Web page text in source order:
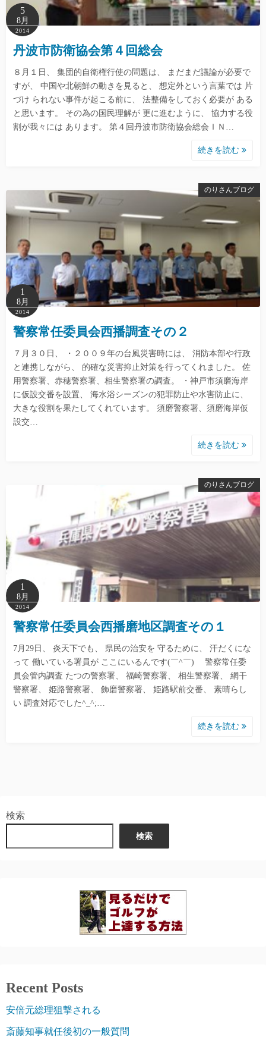
5
8月
2014
丹波市防衛協会第４回総会
８月１日、 集団的自衛権行使の問題は、 まだまだ議論が必要で
すが、 中国や北朝鮮の動きを見ると、 想定外という言葉では 片
づけ られない事件が起こる前に、 法整備をしておく必要が ある
と思います。 その為の国民理解が 更に進むように、 協力する役
割が我々には あります。 第４回丹波市防衛協会総会ＩＮ…
続きを読む
のりさんブログ
1
8月
2014
警察常任委員会西播調査その２
７月３０日、 ・２００９年の台風災害時には、 消防本部や行政
と連携しながら、 的確な災害抑止対策を行ってくれました。 佐
用警察署、赤穂警察署、相生警察署の調査。 ・神戸市須磨海岸
に仮設交番を設置、 海水浴シーズンの犯罪防止や水害防止に、
大きな役割を果たしてくれています。 須磨警察署、須磨海岸仮
設交…
続きを読む
のりさんブログ
1
8月
2014
警察常任委員会西播磨地区調査その１
7月29日、 炎天下でも、 県民の治安を 守るために、 汗だくにな
って 働いている署員が ここにいるんです(￣^￣)ゞ 警察常任委
員会管内調査 たつの警察署、 福崎警察署、 相生警察署、 網干
警察署、 姫路警察署、 飾磨警察署、 姫路駅前交番、 素晴らし
い 調査対応でした^_^;…
続きを読む
検索
検索
Recent Posts
安倍元総理狙撃される
斎藤知事就任後初の一般質問